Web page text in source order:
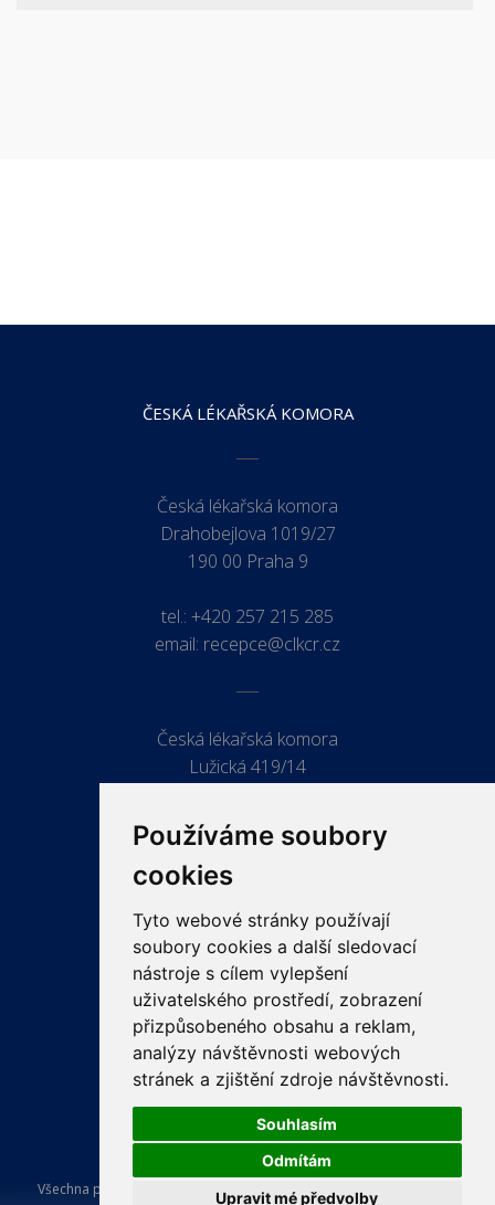
Používáme soubory
cookies
Tyto webové stránky používají
soubory cookies a další sledovací
nástroje s cílem vylepšení
uživatelského prostředí, zobrazení
přizpůsobeného obsahu a reklam,
analýzy návštěvnosti webových
stránek a zjištění zdroje návštěvnosti.
Souhlasím
Odmítám
Upravit mé předvolby
ČESKÁ LÉKAŘSKÁ KOMORA
Česká lékařská komora
Drahobejlova 1019/27
190 00 Praha 9
tel.: +420 257 215 285
email: recepce@clkcr.cz
Česká lékařská komora
Lužická 419/14
ODKAZY
PRO LÉKAŘE
PRO VEŘEJNOST
VZDĚLÁVÁNÍ
Všechna práva vyhrazena Česká lékařská komora. Tvorba a provoz